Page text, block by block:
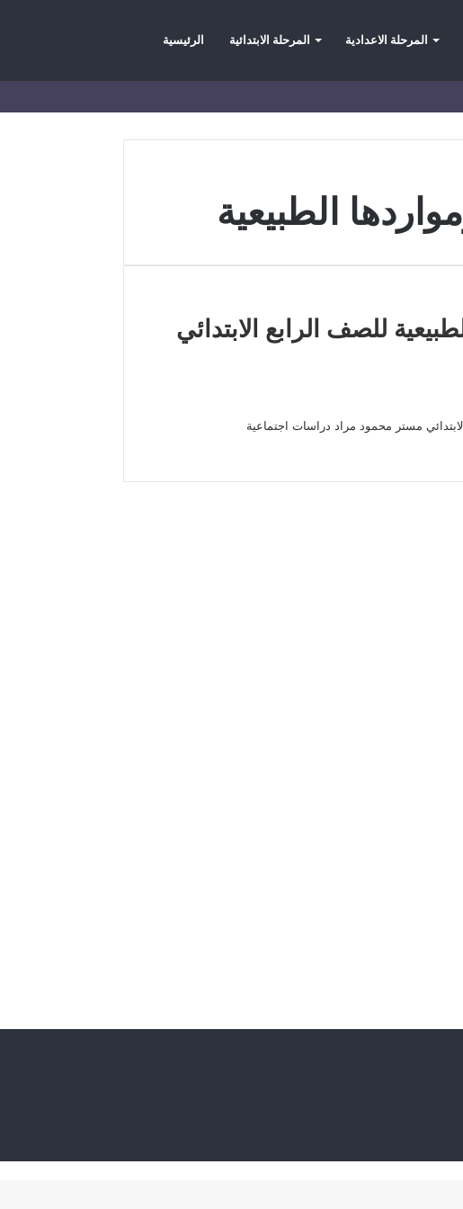
الرئيسية المرحلة الابتدائية المرحلة الاعدادية
الطبيعية
للصف الرابع الابتدائي
مستر محمود مراد دراسات اجتماعية